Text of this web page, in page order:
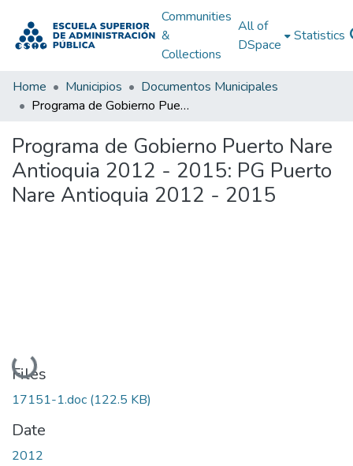
Communities
&
Collections
All of
DSpace
Statistics
Home Municipios
Documentos Municipales
Programa de Gobierno Puerto Nare Antioquia 2012 - 2015: PG Puerto Nare Antioquia 2012 - 2015
Programa de Gobierno Puerto Nare
Antioquia 2012 - 2015: PG Puerto
Nare Antioquia 2012 - 2015
Loading...
Files
17151-1.doc (122.5 KB)
Date
2012